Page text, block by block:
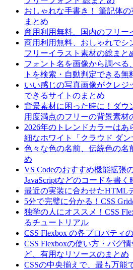
おしゃれな手書き！ 筆記体
まとめ
商用利用無料、国内のフリー
商用利用無料、おしゃれでシ
フリーイラスト素材の総まと
フォント名を画像から調べる
トを検索・自動判定できる無
いい感じの写真画像がクレジ
できるサイトのまとめ
背景素材に困った時に！ダウ
用度満点のフリーの背景素材
2026年のトレンドカラーは
細なホワイト「クラウド ダン
色々な色の名前、伝統色の名
め
VS Codeのおすすめ機能拡張
JavaScriptなどのコードを書く
最近の実装に合わせたHTML
5分で完璧に分かる！CSS
独学の人にオススメ！CSS
るチュートリアル
CSS Flexbox の各プロパティ
CSS Flexboxの使い方・バグ
ど、有用なリソースのまとめ
CSSの中央揃えで、最も万能